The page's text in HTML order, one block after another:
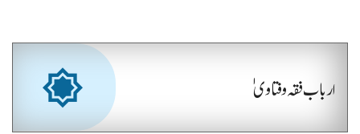
ارباب فقہ و فتاویٰ